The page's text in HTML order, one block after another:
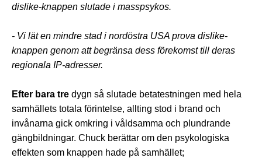
dislike-knappen slutade i masspsykos.
- Vi lät en mindre stad i nordöstra USA prova dislike-
knappen genom att begränsa dess förekomst till deras
regionala IP-adresser.
Efter bara tre dygn så slutade betatestningen med hela
samhällets totala förintelse, allting stod i brand och
invånarna gick omkring i våldsamma och plundrande
gängbildningar. Chuck berättar om den psykologiska
effekten som knappen hade på samhället;